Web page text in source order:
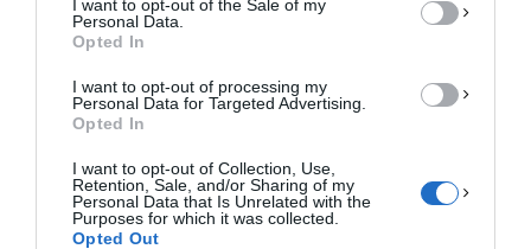
I want to opt-out of the Sale of my
Personal Data.
Opted In
I want to opt-out of processing my
Personal Data for Targeted Advertising.
Opted In
I want to opt-out of Collection, Use,
Retention, Sale, and/or Sharing of my
Personal Data that Is Unrelated with the
Purposes for which it was collected.
Opted Out
ΠΡΟΒΟΛΉ ΠΡΟΤΙΜΉΣΕΩΝ
Πολιτική Cookies